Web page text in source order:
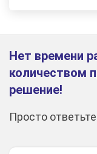
Нет времени
количеством
решение!
Просто